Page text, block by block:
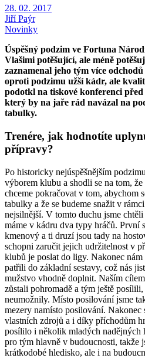
28. 02. 2017
Jiří Paýr
Novinky
Úspěšný podzim ve Fortuna
Vlašimi potěšující, ale méně
zaznamenal jeho tým více
oproti podzimu užší kádr, ale
podotkl na tiskové konferenci
který by na jaře rád navázal na
tabulky.
Trenére, jak hodnotíte
přípravy?
Po historicky nejúspěšnějším
výborem klubu a shodli se na tom,
chceme pokračovat v tom, abychom
tabulky a že se budeme snažit v
nejsilnější. V tomto duchu jsme
máme v kádru dva typy hráčů. První
kmenový a ti druzí jsou tady na
schopni zaručit jejich udržitelnost v
klubů je poslat do ligy. Nakonec
patřili do základní sestavy, což nás
mužstvo vhodně doplnit. Naším
zůstali pohromadě a tým ještě
neumožnily. Místo posilování jsme
mezery namísto posilování.
vlastních zdrojů a i díky příchodům
posílilo i několik mladých nadějných
pro tým hlavně v budoucnosti, takže
krátkodobé hledisko, ale i na